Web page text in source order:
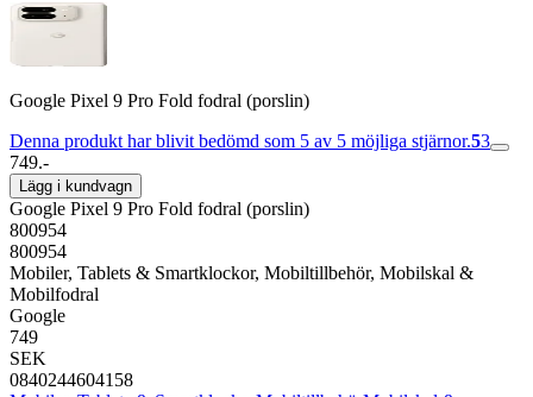
Google Pixel 9 Pro Fold fodral (porslin)
Denna produkt har blivit bedömd som 5 av 5 möjliga stjärnor.53
749.-
Lägg i kundvagn
Google Pixel 9 Pro Fold fodral (porslin)
800954
800954
Mobiler, Tablets & Smartklockor, Mobiltillbehör, Mobilskal &
Mobilfodral
Google
749
SEK
0840244604158